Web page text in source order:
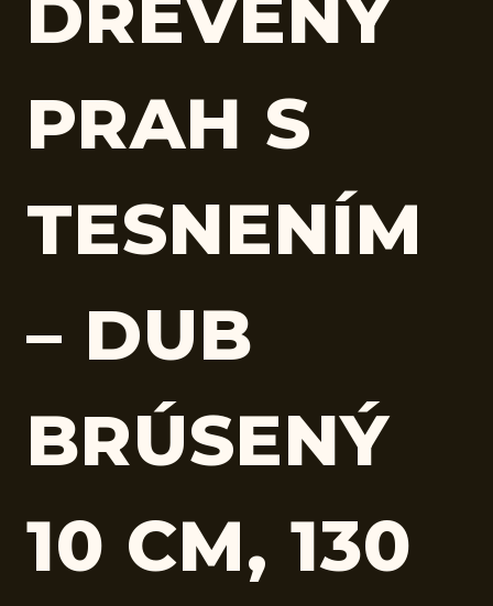
DREVENÝ
PRAH S
TESNENÍM
– DUB
BRÚSENÝ
10 CM, 130